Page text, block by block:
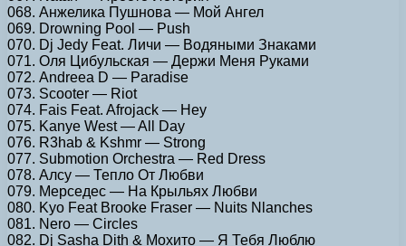
068. Анжелика Пушнова — Мой Ангел
069. Drowning Pool — Push
070. Dj Jedy Feat. Личи — Водяными Знаками
071. Оля Цибульская — Держи Меня Руками
072. Andreea D — Paradise
073. Scooter — Riot
074. Fais Feat. Afrojack — Hey
075. Kanye West — All Day
076. R3hab & Kshmr — Strong
077. Submotion Orchestra — Red Dress
078. Алсу — Тепло От Любви
079. Мерседес — На Крыльях Любви
080. Kyo Feat Brooke Fraser — Nuits Nlanches
081. Nero — Circles
082. Dj Sasha Dith & Мохито — Я Тебя Люблю